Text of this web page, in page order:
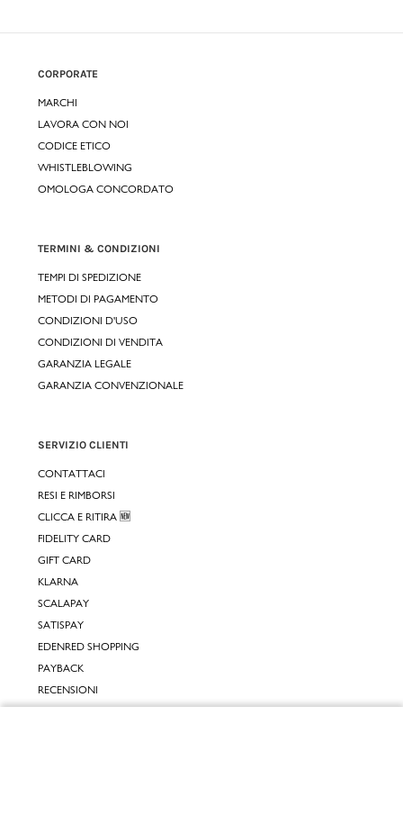
CORPORATE
MARCHI
LAVORA CON NOI
CODICE ETICO
WHISTLEBLOWING
OMOLOGA CONCORDATO
TERMINI & CONDIZIONI
TEMPI DI SPEDIZIONE
METODI DI PAGAMENTO
CONDIZIONI D'USO
CONDIZIONI DI VENDITA
GARANZIA LEGALE
GARANZIA CONVENZIONALE
SERVIZIO CLIENTI
CONTATTACI
RESI E RIMBORSI
CLICCA E RITIRA 🆕
FIDELITY CARD
GIFT CARD
KLARNA
SCALAPAY
SATISPAY
EDENRED SHOPPING
PAYBACK
RECENSIONI
INPOST DAYS